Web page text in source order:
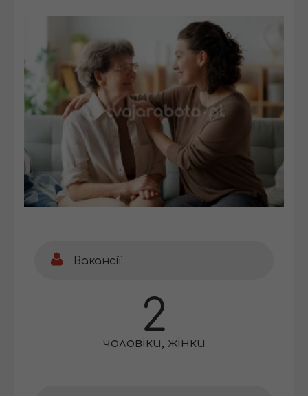
Вакансії
2
чоловіки, жінки